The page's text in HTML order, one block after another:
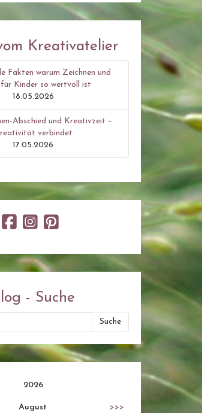
Kreativatelier
Fakten warum Zeichnen und
Kinder so wertvoll ist
18.05.2026
Abschied und Kreativzeit –
verbindet
17.05.2026
- Suche
2026
August >>>